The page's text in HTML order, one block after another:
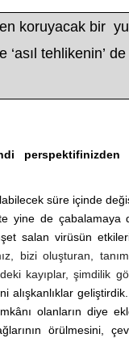
koruyacak bir
‘asıl tehlikenin’ de
perspektifinizden
süre içinde
yine de çabalamaya
salan virüsün
bizi oluşturan,
kayıplar, şimdilik
alışkanlıklar
olanların diye
örülmesini,